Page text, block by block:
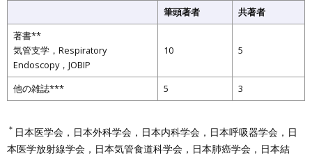
筆頭著者
共著者
著書**
気管支学， Respiratory
Endoscopy， JOBIP
10 5
他の雑誌*** 5 3
＊ 日本医学会，日本外科学会，日本内科学会，日本呼吸器学会，日
本医学放射線学会，日本気管食道科学会，日本肺癌学会，日本結